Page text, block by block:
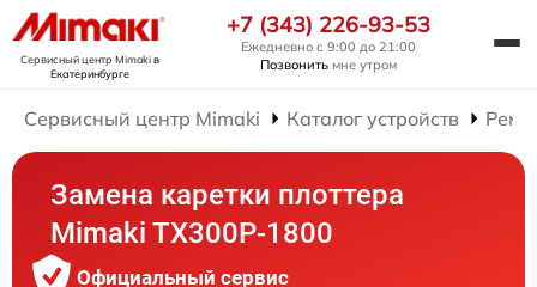
Сервисный центр Mimakiв
Екатеринбурге
+7 (343) 226-93-53
Ежедневно с 9:00 до 21:00
Позвонить мне утром
Сервисный центр Mimaki Каталог устройств
Замена каретки плоттера
Mimaki TX300P-1800
Официальный сервис